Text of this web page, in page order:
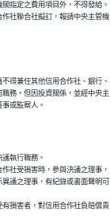
指定之費用項目外，不得發給。
社聯合社擬訂，報請中央主管機
得兼任其他信用合作社、銀行、
務。但因投資關係，並經中央主
或監察人。
執行職務。
社受損害時，參與決議之理事，
議之理事，有紀錄或書面聲明可
損害者，對信用合作社負賠償責